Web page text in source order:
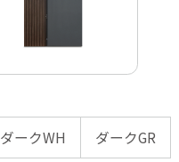
ダークWH ダークGR